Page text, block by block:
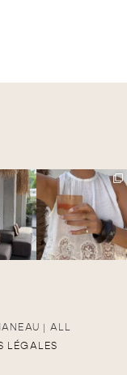
| ALL
LÉGALES